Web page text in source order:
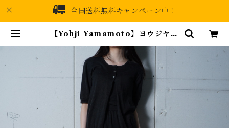
全国送料無料キャンペーン中！
【Yohji Yamamoto】ヨウジヤマ
ガン・スカート 3ピースアンサンブ
ルセット black | MIXHIVE